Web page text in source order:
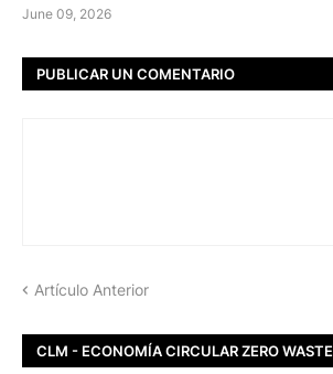
June 09, 2026
PUBLICAR UN COMENTARIO
Artículo Anterior
CLM - ECONOMÍA CIRCULAR ZERO WASTE